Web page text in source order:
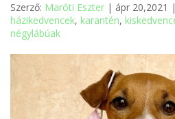
Szerző: Maróti Eszter | ápr 20,2021 |
házikedvencek, karantén,
négylábúak